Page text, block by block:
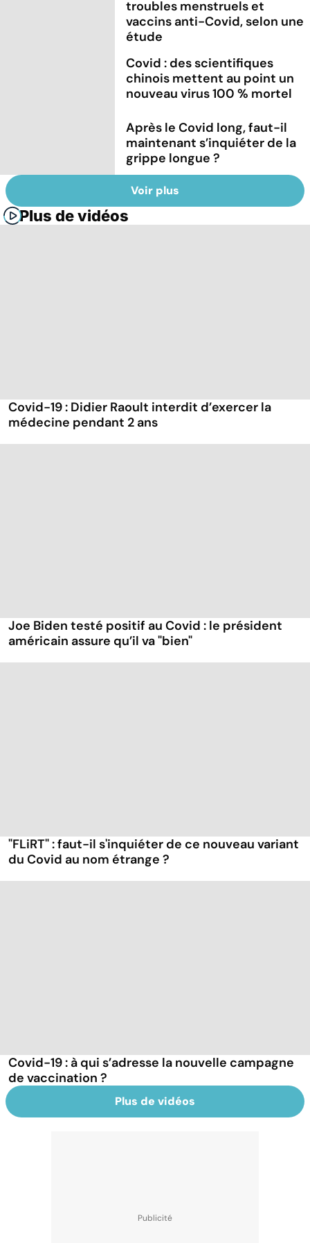
troubles menstruels et
vaccins anti-Covid, selon une
étude
Covid : des scientifiques
chinois mettent au point un
nouveau virus 100 % mortel
Après le Covid long, faut-il
maintenant s’inquiéter de la
grippe longue ?
Voir plus
Plus de vidéos
Covid-19 : Didier Raoult interdit d’exercer la
médecine pendant 2 ans
Joe Biden testé positif au Covid : le président
américain assure qu’il va "bien"
"FLiRT" : faut-il s'inquiéter de ce nouveau variant
du Covid au nom étrange ?
Covid-19 : à qui s’adresse la nouvelle campagne
de vaccination ?
Plus de vidéos